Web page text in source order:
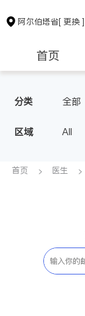
阿尔伯塔省[ 更换 ]
首页
房地产租售
建筑装修
分类 全部
区域 All
首页 医生